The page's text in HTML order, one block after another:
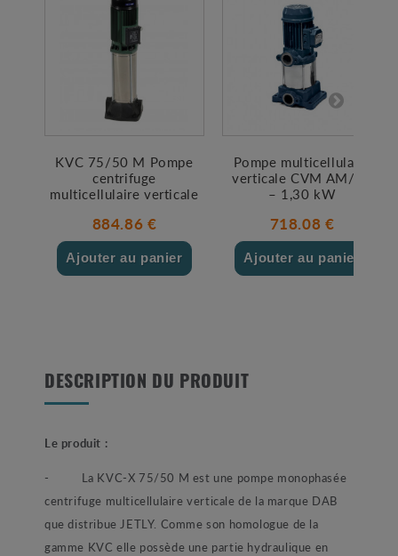
KVC 75/50 M Pompe
centrifuge
multicellulaire verticale
884.86 €
Ajouter au panier
Pompe multicellulaire
verticale CVM AM/18
– 1,30 kW
718.08 €
Ajouter au panier
DESCRIPTION DU PRODUIT
Le produit :
- La KVC-X 75/50 M est une pompe monophasée
centrifuge multicellulaire verticale de la marque DAB
que distribue JETLY. Comme son homologue de la
gamme KVC elle possède une partie hydraulique en